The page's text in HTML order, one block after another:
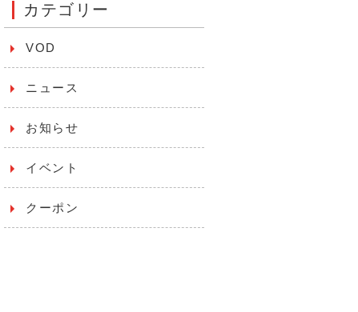
カテゴリー
VOD
ニュース
お知らせ
イベント
クーポン